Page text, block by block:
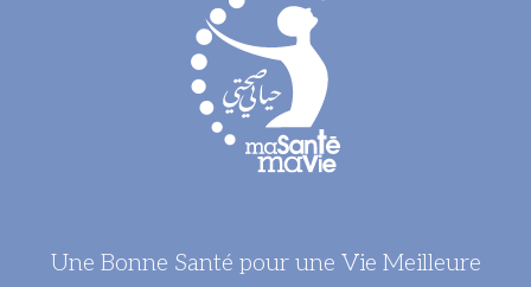
Une Bonne Santé pour une Vie Meilleure